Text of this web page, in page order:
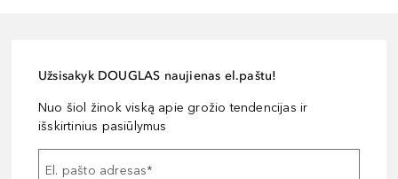
Užsisakyk DOUGLAS naujienas el.paštu!
Nuo šiol žinok viską apie grožio tendencijas ir
išskirtinius pasiūlymus
El. pašto adresas*